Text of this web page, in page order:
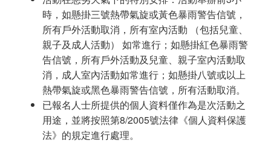
時，如懸掛三號熱帶氣旋或黃色暴雨警告信號，
所有戶外活動取消，所有室內活動 （包括兒童、
親子及成人活動） 如常進行；如懸掛紅色暴雨警
告信號，所有戶外活動及兒童、親子室內活動取
消，成人室內活動如常進行；如懸掛八號或以上
熱帶氣旋或黑色暴雨警告信號，所有活動取消。
已報名人士所提供的個人資料僅作為是次活動之
用途，並將按照第8/2005號法律《個人資料保護
法》的規定進行處理。